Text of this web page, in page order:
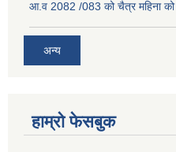
आ.व 2082 /083 को चैत्र महिना को
अन्य
हाम्रो फेसबुक